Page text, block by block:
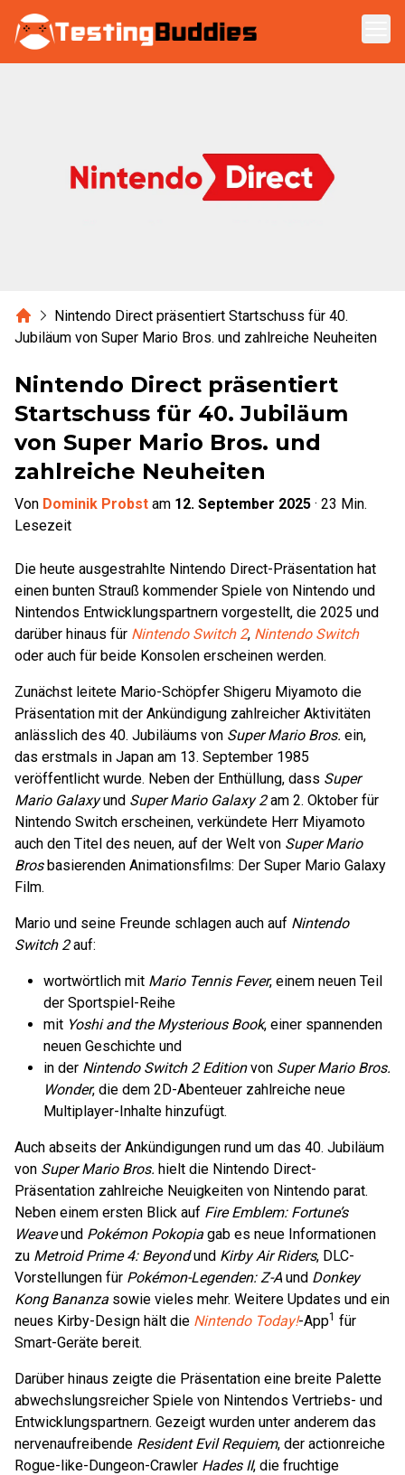
Zum Hauptinhalt springen
HomeNintendo Direct präsentiert Startschuss für 40.
Jubiläum von Super Mario Bros. und zahlreiche Neuheiten
Nintendo Direct präsentiert
Startschuss für 40. Jubiläum
von Super Mario Bros. und
zahlreiche Neuheiten
Von Dominik Probst am 12. September 2025 · 23 Min.
Lesezeit
Die heute ausgestrahlte Nintendo Direct-Präsentation hat
einen bunten Strauß kommender Spiele von Nintendo und
Nintendos Entwicklungspartnern vorgestellt, die 2025 und
darüber hinaus für Nintendo Switch 2, Nintendo Switch
oder auch für beide Konsolen erscheinen werden.
Zunächst leitete Mario-Schöpfer Shigeru Miyamoto die
Präsentation mit der Ankündigung zahlreicher Aktivitäten
anlässlich des 40. Jubiläums von Super Mario Bros. ein,
das erstmals in Japan am 13. September 1985
veröffentlicht wurde. Neben der Enthüllung, dass Super
Mario Galaxyund Super Mario Galaxy 2am 2. Oktober für
Nintendo Switch erscheinen, verkündete Herr Miyamoto
auch den Titel des neuen, auf der Welt von Super Mario
Brosbasierenden Animationsfilms: Der Super Mario Galaxy
Film.
Mario und seine Freunde schlagen auch auf Nintendo
Switch 2auf:
wortwörtlich mit Mario Tennis Fever, einem neuen Teil
der Sportspiel-Reihe
mit Yoshi and the Mysterious Book, einer spannenden
neuen Geschichte und
in der Nintendo Switch 2 Editionvon Super Mario Bros.
Wonder, die dem 2D-Abenteuer zahlreiche neue
Multiplayer-Inhalte hinzufügt.
Auch abseits der Ankündigungen rund um das 40. Jubiläum
von Super Mario Bros. hielt die Nintendo Direct-
Präsentation zahlreiche Neuigkeiten von Nintendo parat.
Neben einem ersten Blick auf Fire Emblem: Fortune’s
Weaveund Pokémon Pokopia gab es neue Informationen
zu Metroid Prime 4: Beyondund Kirby Air Riders, DLC-
Vorstellungen für Pokémon-Legenden: Z-Aund Donkey
Kong Bananza sowie vieles mehr. Weitere Updates und ein
neues Kirby-Design hält die Nintendo Today!-App1 für
Smart-Geräte bereit.
Darüber hinaus zeigte die Präsentation eine breite Palette
abwechslungsreicher Spiele von Nintendos Vertriebs- und
Entwicklungspartnern. Gezeigt wurden unter anderem das
nervenaufreibende Resident Evil Requiem, der actionreiche
Rogue-like-Dungeon-Crawler Hades II, die fruchtige